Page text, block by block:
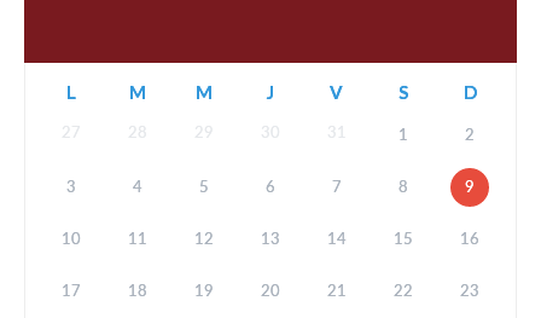
L M M J V S D
27 28 29 30 31 1 2
3 4 5 6 7 8 9
10 11 12 13 14 15 16
17 18 19 20 21 22 23